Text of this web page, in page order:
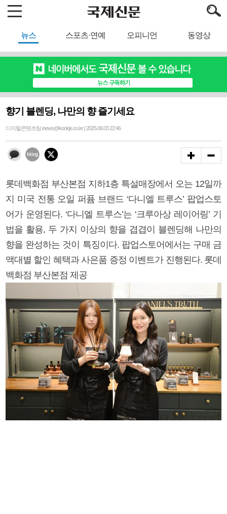
뉴스 스포츠·연예 오피니언 동영상
향기 블렌딩, 나만의 향 즐기세요
디지털콘텐츠팀 inews@kookje.co.kr | 2025.06.03 22:46
롯데백화점 부산본점 지하1층 특설매장에서 오는 12일까
지 미국 전통 오일 퍼퓸 브랜드 ‘다니엘 트루스’ 팝업스토
어가 운영된다. ‘다니엘 트루스’는 ‘크루아상 레이어링’ 기
법을 활용, 두 가지 이상의 향을 겹겹이 블렌딩해 나만의
향을 완성하는 것이 특징이다. 팝업스토어에서는 구매 금
액대별 할인 혜택과 사은품 증정 이벤트가 진행된다. 롯데
백화점 부산본점 제공